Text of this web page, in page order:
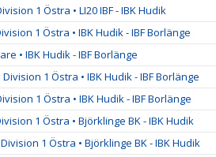
1 Östra • LI20 IBF - IBK Hudik
1 Östra • IBK Hudik - IBF Borlänge
• IBK Hudik - IBF Borlänge
1 Östra • IBK Hudik - IBF Borlänge
1 Östra • IBK Hudik - IBF Borlänge
1 Östra • Björklinge BK - IBK Hudik
1 Östra • Björklinge BK - IBK Hudik